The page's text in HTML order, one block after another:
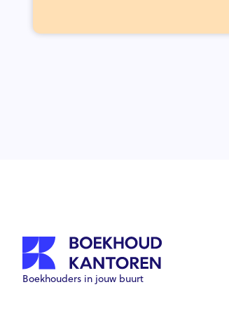
Boekhouders in jouw buurt